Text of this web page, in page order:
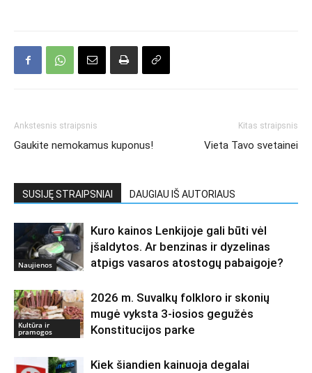
Ankstesnis straipsnis
Gaukite nemokamus kuponus!
Kitas straipsnis
Vieta Tavo svetainei
SUSIJĘ STRAIPSNIAI DAUGIAU IŠ AUTORIAUS
Naujienos
Kuro kainos Lenkijoje gali būti vėl
įšaldytos. Ar benzinas ir dyzelinas
atpigs vasaros atostogų pabaigoje?
Kultūra ir
pramogos
2026 m. Suvalkų folkloro ir skonių
mugė vyksta 3-iosios gegužės
Konstitucijos parke
Kiek šiandien kainuoja degalai